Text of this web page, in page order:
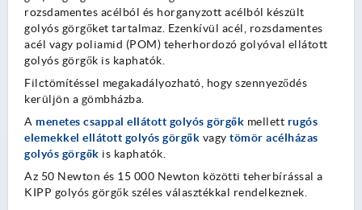
rozsdamentes acélból és horganyzott acélból készült
golyós görgőket tartalmaz. Ezenkívül acél, rozsdamentes
acél vagy poliamid (POM) teherhordozó golyóval ellátott
golyós görgők is kaphatók.
Filctömítéssel megakadályozható, hogy szennyeződés
kerüljön a gömbházba.
A menetes csappal ellátott golyós görgők mellett rugós
elemekkel ellátott golyós görgők vagy tömör acélházas
golyós görgők is kaphatók.
Az 50 Newton és 15 000 Newton közötti teherbírással a
KIPP golyós görgők széles választékkal rendelkeznek.